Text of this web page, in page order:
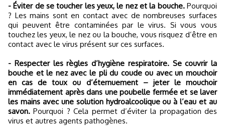
- Éviter de se toucher les yeux, le nez et la bouche.Pourquoi
? Les mains sont en contact avec de nombreuses surfaces
qui peuvent être contaminées par le virus. Si vous vous
touchez les yeux, le nez ou la bouche, vous risquez d’être en
contact avec le virus présent sur ces surfaces.
- Respecter les règles d’hygiène respiratoire. Se couvrir la
bouche et le nez avec le pli du coude ou avec un mouchoir
en cas de toux ou d’éternuement – jeter le mouchoir
immédiatement après dans une poubelle fermée et se laver
les mains avec une solution hydroalcoolique ou à l’eau et au
savon. Pourquoi ? Cela permet d’éviter la propagation des
virus et autres agents pathogènes.